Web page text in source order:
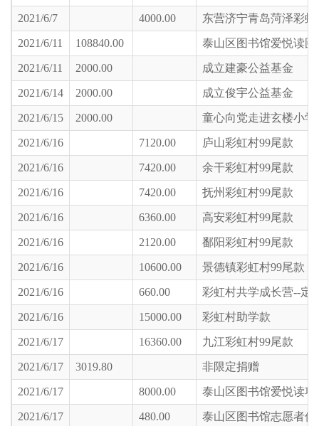
2021/6/7 4000.00 东营济宁青岛菏泽彩
2021/6/11 108840.00 泰山区图书馆爱悦读图
2021/6/11 2000.00 成立建豪公益基金
2021/6/14 2000.00 成立俊宇公益基金
2021/6/15 2000.00 童心向党走进玄楼小学
2021/6/16 7120.00 庐山彩虹村99尾款
2021/6/16 7420.00 余干彩虹村99尾款
2021/6/16 7420.00 抚州彩虹村99尾款
2021/6/16 6360.00 高安彩虹村99尾款
2021/6/16 2120.00 鄱阳彩虹村99尾款
2021/6/16 10600.00 景德镇彩虹村99尾款
2021/6/16 660.00 彩虹村共学成长营--定
2021/6/16 15000.00 彩虹村助学款
2021/6/17 16360.00 九江彩虹村99尾款
2021/6/17 3019.80 非限定捐赠
2021/6/17 8000.00 泰山区图书馆爱悦读
2021/6/17 480.00 泰山区图书馆志愿者保